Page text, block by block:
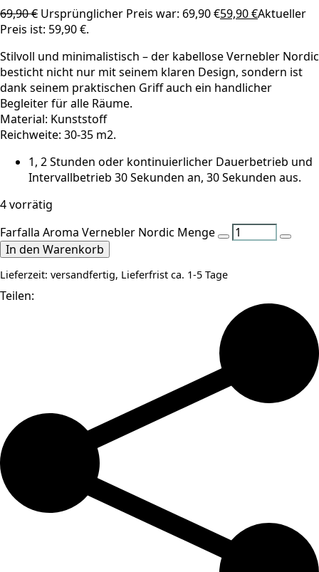
69,90€ Ursprünglicher Preis war: 69,90 €59,90€Aktueller
Preis ist: 59,90 €.
Stilvoll und minimalistisch – der kabellose Vernebler Nordic
besticht nicht nur mit seinem klaren Design, sondern ist
dank seinem praktischen Griff auch ein handlicher
Begleiter für alle Räume.
Material: Kunststoff
Reichweite: 30-35 m2.
1, 2 Stunden oder kontinuierlicher Dauerbetrieb und
Intervallbetrieb 30 Sekunden an, 30 Sekunden aus.
4 vorrätig
Farfalla Aroma Vernebler Nordic Menge
In den Warenkorb
Lieferzeit: versandfertig, Lieferfrist ca. 1-5 Tage
Teilen: